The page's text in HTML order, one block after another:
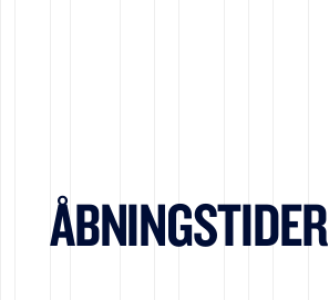
ÅBNINGSTIDER